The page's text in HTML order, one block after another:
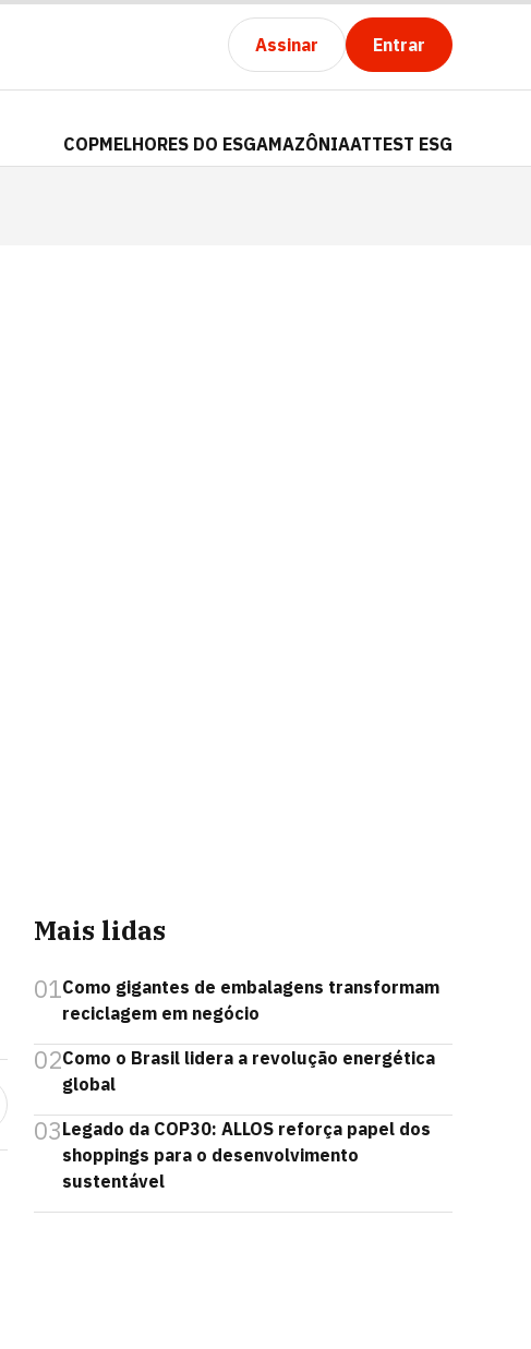
Assinar Entrar
COPMELHORES DO ESGAMAZÔNIAATTEST ESG
Mais lidas
01Como gigantes de embalagens transformam
reciclagem em negócio
02Como o Brasil lidera a revolução energética
global
03Legado da COP30: ALLOS reforça papel dos
shoppings para o desenvolvimento
sustentável